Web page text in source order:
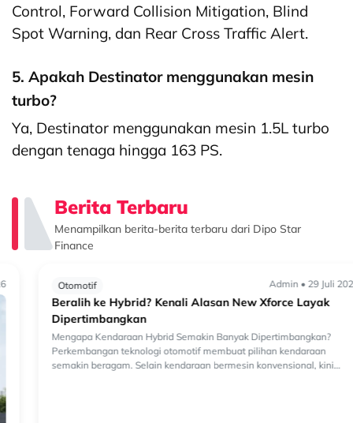
Control, Forward Collision Mitigation, Blind
Spot Warning, dan Rear Cross Traffic Alert.
5. Apakah Destinator menggunakan mesin
turbo?
Ya, Destinator menggunakan mesin 1.5L turbo
dengan tenaga hingga 163 PS.
Berita Terbaru
Menampilkan berita-berita terbaru dari Dipo Star
Finance
Otomotif Admin • 29 Juli 2026